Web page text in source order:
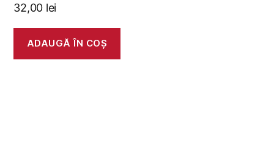
32,00 lei
ADAUGĂ ÎN COȘ